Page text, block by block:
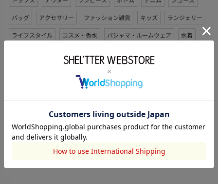
バッグ
アクセサリー ファッション雑貨 キッズ
ランジェリー
ライフスタイル
コスメ・香水 パジャマ・ルームウェア
水着
その他ブランドのシューズ サンダルから探す
RODEO CROWNS WIDE BOWL
rienda
RIENDA GOLF
AZUL BY MOUSSY
LAGUA GEM